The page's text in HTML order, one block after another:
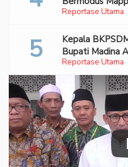
Reportase Utama
Reportase Utama
Kepala
Bupati Madina